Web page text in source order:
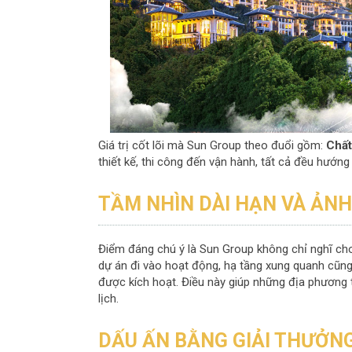
Giá trị cốt lõi mà Sun Group theo đuổi gồm:
thiết kế, thi công đến vận hành, tất cả đều
TẦM NHÌN DÀI HẠN VÀ
Điểm đáng chú ý là Sun Group không chỉ nghĩ
dự án đi vào hoạt động, hạ tầng xung quanh
được kích hoạt. Điều này giúp những địa
lịch.
DẤU ẤN BẰNG GIẢI